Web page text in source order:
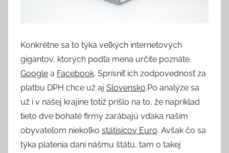
Konkrétne sa to týka veľkých internetových
gigantov, ktorých podľa mena určite poznáte.
Google a Facebook. Sprísniť ich zodpovednosť za
platbu DPH chce už aj Slovensko.Po analýze sa
už i v našej krajine totiž prišlo na to, že napríklad
tieto dve bohaté firmy zarábajú vďaka našim
obyvateľom niekoľko státisícov Euro. Avšak čo sa
týka platenia daní nášmu štátu, tam o takej